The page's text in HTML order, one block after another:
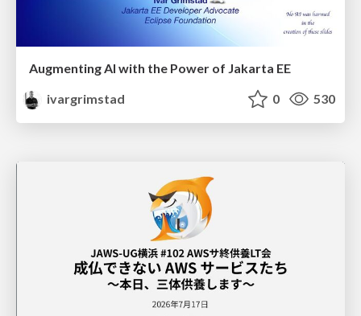
Augmenting AI with the Power of Jakarta EE
ivargrimstad
0 530